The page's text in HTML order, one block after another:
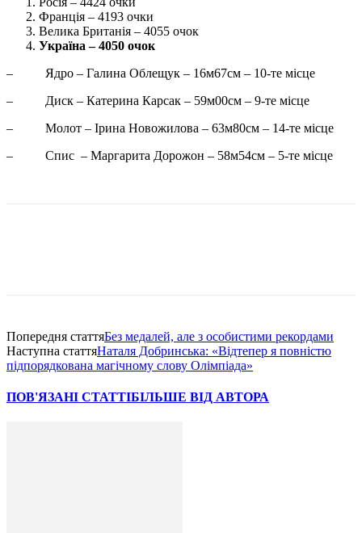
Франція – 4193 очки
Велика Британія – 4055 очок
Україна – 4050 очок
– Ядро – Галина Облещук – 16м67см – 10-те місце
– Диск – Катерина Карсак – 59м00см – 9-те місце
– Молот – Ірина Новожилова – 63м80см – 14-те місце
– Спис – Маргарита Дорожон – 58м54см – 5-те місце
Попередня статтяБез медалей, але з особистими рекордами
Наступна статтяНаталя Добринська: «Відтепер я повністю
підпорядкована магічному слову Олімпіада»
ПОВ'ЯЗАНІ СТАТТІБІЛЬШЕ ВІД АВТОРА